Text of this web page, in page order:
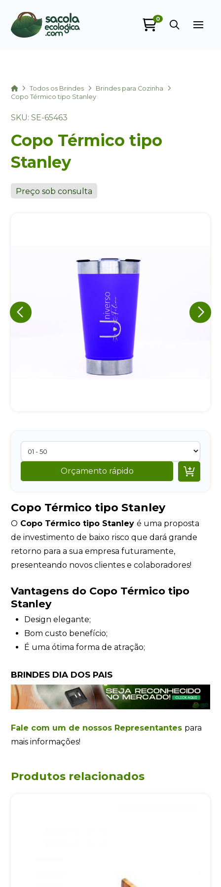
0
HomeTodos os Brindes
Brindes para Cozinha
Copo Térmico tipo Stanley
SKU: SE-65463
Copo Térmico tipo
Stanley
Preço sob consulta
Orçamento rápido 
Copo Térmico tipo Stanley
O Copo Térmico tipo Stanleyé uma proposta
de investimento de baixo risco que dará grande
retorno para a sua empresa futuramente,
presenteando novos clientes e colaboradores!
Vantagens do Copo Térmico tipo
Stanley
Design elegante;
Bom custo benefício;
É uma ótima forma de atração;
BRINDES DIA DOS PAIS
Fale com um de nossos Representantes para
mais informações!
Produtos relacionados
Eu concordo em receber comunicações.
A nossa empresa está comprometida a proteger e respeitar
sua privacidade, utilizaremos seus dados apenas para fins
de marketing. Você pode alterar suas preferências a
qualquer momento.
Iniciar conversa